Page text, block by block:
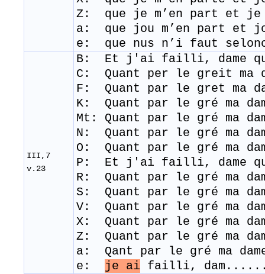
Z: que je m’en part et je
a: que jou m’en part et
e: que nus n’i faut
III,7
v.23
B: Et j' ai failli, dame
C: Quant per le greit ma
F: Quant par le gret ma
K: Quant par le gré ma
Mt: Quant par le gré ma
N: Quant par le gré ma
O: Quant par le gré ma
P: Et j'ai failli, dame
R: Quant par le gré ma
S: Quant par le gré ma
V: Quant par le gré ma
X: Quant par le gré ma
Z: Quant par le gré ma
a: Qant par le gré ma
e: je ai failli,